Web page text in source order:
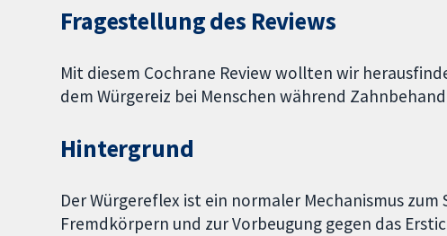
Fragestellung des Reviews
Mit diesem Cochrane Review wollten wir
dem Würgereiz bei Menschen während
Hintergrund
Der Würgereflex ist ein normaler Mechanismus
Fremdkörpern und zur Vorbeugung gegen das